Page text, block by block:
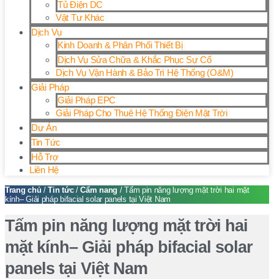
Tủ Điện DC
Vật Tư Khác
Dịch Vụ
Kinh Doanh & Phân Phối Thiết Bị
Dịch Vụ Sửa Chữa & Khắc Phục Sự Cố
Dịch Vụ Vận Hành & Bảo Trì Hệ Thống (O&M)
Giải Pháp
Giải Pháp EPC
Giải Pháp Cho Thuê Hệ Thống Điện Mặt Trời
Dự Án
Tin Tức
Hỗ Trợ
Liên Hệ
Trang chủ /Tin tức/Cẩm nang / Tấm pin năng lượng mặt trời hai mặt
kính– Giải pháp bifacial solar panels tại Việt Nam
Tấm pin năng lượng mặt trời hai
mặt kính– Giải pháp bifacial solar
panels tại Việt Nam